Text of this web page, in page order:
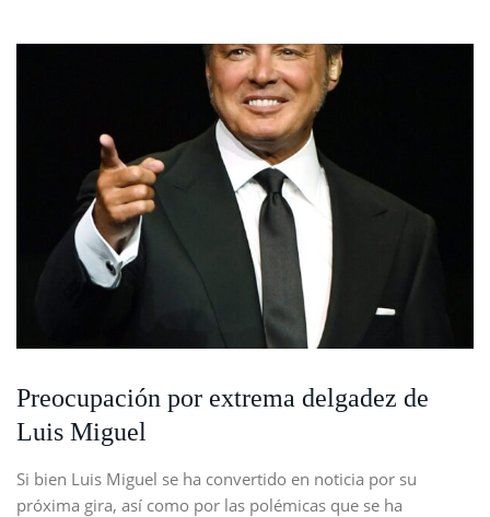
Preocupación por extrema delgadez de
Luis Miguel
Si bien Luis Miguel se ha convertido en noticia por su
próxima gira, así como por las polémicas que se ha